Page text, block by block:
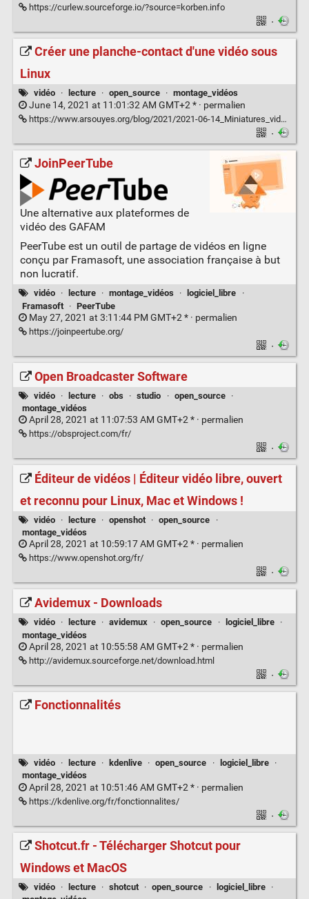
https://curlew.sourceforge.io/?source=korben.info
·
Créer une planche-contact d'une vidéo sous
Linux
vidéo · lecture · open_source · montage_vidéos
June 14, 2021 at 11:01:32 AM GMT+2 * · permalien
https://www.arsouyes.org/blog/2021/2021-06-14_Miniatures_videos
·
JoinPeerTube
Une alternative aux plateformes de
vidéo des GAFAM
PeerTube est un outil de partage de vidéos en ligne
conçu par Framasoft, une association française à but
non lucratif.
vidéo · lecture · montage_vidéos · logiciel_libre
·
Framasoft
· PeerTube
May 27, 2021 at 3:11:44 PM GMT+2 * · permalien
https://joinpeertube.org/
·
Open Broadcaster Software
vidéo · lecture · obs · studio · open_source
·
montage_vidéos
April 28, 2021 at 11:07:53 AM GMT+2 * · permalien
https://obsproject.com/fr/
·
Éditeur de vidéos | Éditeur vidéo libre, ouvert
et reconnu pour Linux, Mac et Windows !
vidéo · lecture · openshot · open_source
·
montage_vidéos
April 28, 2021 at 10:59:17 AM GMT+2 * · permalien
https://www.openshot.org/fr/
·
Avidemux - Downloads
vidéo · lecture · avidemux · open_source · logiciel_libre
·
montage_vidéos
April 28, 2021 at 10:55:58 AM GMT+2 * · permalien
http://avidemux.sourceforge.net/download.html
·
Fonctionnalités
vidéo · lecture · kdenlive · open_source · logiciel_libre
·
montage_vidéos
April 28, 2021 at 10:51:46 AM GMT+2 * · permalien
https://kdenlive.org/fr/fonctionnalites/
·
Shotcut.fr - Télécharger Shotcut pour
Windows et MacOS
vidéo · lecture · shotcut · open_source · logiciel_libre
·